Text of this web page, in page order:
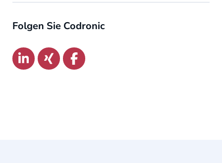
Folgen Sie Codronic
Link zu:Link zu:Link zu: